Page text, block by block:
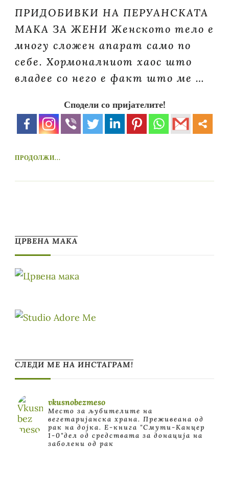
ПРИДОБИВКИ НА ПЕРУАНСКАТА
МАКА ЗА ЖЕНИ Женското тело е
многу сложен апарат само по
себе. Хормоналниот хаос што
владее со него е факт што ме …
Сподели со пријателите!
ПРОДОЛЖИ...
ЦРВЕНА МАКА
СЛЕДИ МЕ НА ИНСТАГРАМ!
vkusnobezmeso
Место за љубителите на
вегетаријанска храна. Преживеана од
рак на дојка. E-книга "Смути-Канцер
1-0"дел од средствата за донација на
заболени од рак